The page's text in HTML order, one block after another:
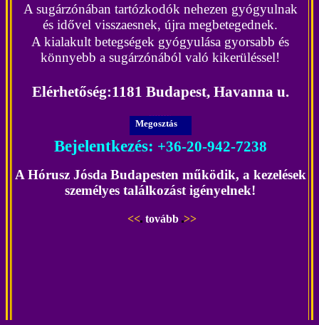
A sugárzónában tartózkodók nehezen gyógyulnak
és idővel visszaesnek, újra megbetegednek.
A kialakult betegségek gyógyulása gyorsabb és
könnyebb a sugárzónából való kikerüléssel!
Elérhetőség:1181 Budapest, Havanna u.
Megosztás
Bejelentkezés: +36-20-942-7238
A Hórusz Jósda Budapesten működik, a kezelések
személyes találkozást igényelnek!
<< tovább >>